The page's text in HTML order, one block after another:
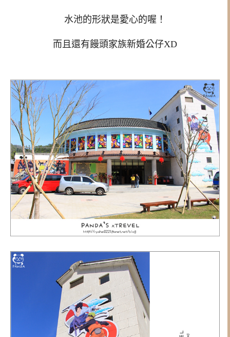
水池的形狀是愛心的喔！
而且還有饅頭家族新婚公仔XD